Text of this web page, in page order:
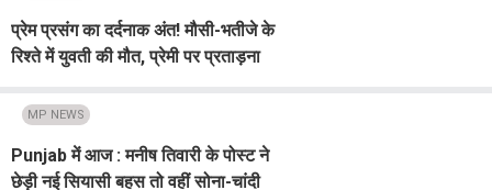
प्रेम प्रसंग का दर्दनाक अंत! मौसी-भतीजे के
रिश्ते में युवती की मौत, प्रेमी पर प्रताड़ना
MP NEWS
Punjab में आज : मनीष तिवारी के पोस्ट ने
छेड़ी नई सियासी बहस तो वहीं सोना-चांदी